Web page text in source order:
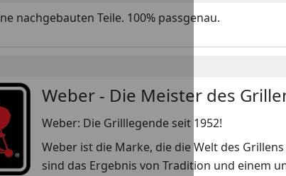
nachgebauten Teile. 100% passgenau.
Weber - Die Meister des
Weber: Die Grilllegende seit 1952!
Weber ist die Marke, die die Welt des
sind das Ergebnis von Tradition und einem